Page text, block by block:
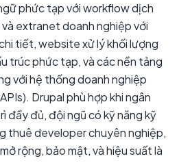
phức tạp với workflow dịch
extranet doanh nghiệp với
tiết, website xử lý khối lượng
trúc phức tạp, và các nền tảng
với hệ thống doanh nghiệp
Drupal phù hợp khi ngân
đầy đủ, đội ngũ có kỹ năng kỹ
thuê developer chuyên nghiệp,
rộng, bảo mật, và hiệu suất là